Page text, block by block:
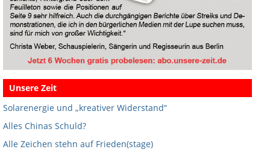
Unsere Zeit
Solarenergie und „kreativer Widerstand“
Alles Chinas Schuld?
Alle Zeichen stehn auf Frieden(stage)